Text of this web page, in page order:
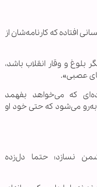
افتاده که کارنامه‌شان از
بلوغ و وقار انقلاب باشد،
عصبی».
که می‌خواهد بفهمد
می‌شود که حتی خود او
نسازد؛ حتما دل‌زده